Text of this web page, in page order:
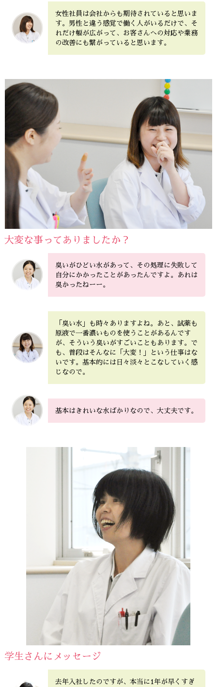
女性社員は会社からも期待されていると思いま
す。男性と違う感覚で働く人がいるだけで、そ
れだけ幅が広がって、お客さんへの対応や業務
の改善にも繋がっていると思います。
大変な事ってありましたか？
臭いがひどい水があって、その処理に失敗して
自分にかかったことがあったんですよ。あれは
臭かったねーー。
「臭い水」も時々ありますよね。あと、試薬も
原液で一番濃いものを使うことがあるんです
が、そういう臭いがすごいこともあります。で
も、普段はそんなに「大変！」という仕事はな
いです。基本的には日々淡々とこなしていく感
じなので。
基本はきれいな水ばかりなので、大丈夫です。
学生さんにメッセージ
去年入社したのですが、本当に1年が早くすぎ